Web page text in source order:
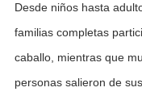
Desde niños hasta
familias completas
caballo, mientras que
personas salieron de